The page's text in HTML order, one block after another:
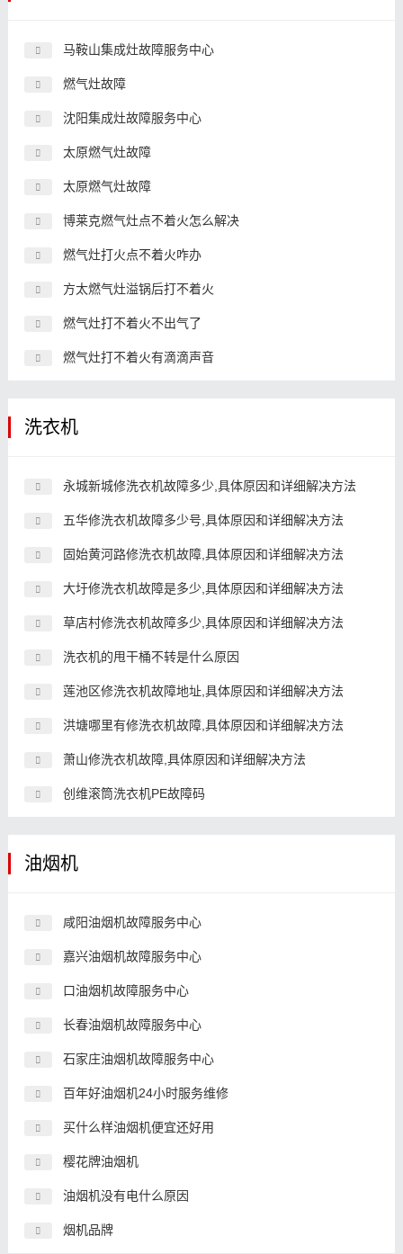
马鞍山集成灶故障服务中心
燃气灶故障
沈阳集成灶故障服务中心
太原燃气灶故障
太原燃气灶故障
博莱克燃气灶点不着火怎么解决
燃气灶打火点不着火咋办
方太燃气灶溢锅后打不着火
燃气灶打不着火不出气了
燃气灶打不着火有滴滴声音
洗衣机
永城新城修洗衣机故障多少,具体原因和详细解决方法
五华修洗衣机故障多少号,具体原因和详细解决方法
固始黄河路修洗衣机故障,具体原因和详细解决方法
大圩修洗衣机故障是多少,具体原因和详细解决方法
草店村修洗衣机故障多少,具体原因和详细解决方法
洗衣机的甩干桶不转是什么原因
莲池区修洗衣机故障地址,具体原因和详细解决方法
洪塘哪里有修洗衣机故障,具体原因和详细解决方法
萧山修洗衣机故障,具体原因和详细解决方法
创维滚筒洗衣机PE故障码
油烟机
咸阳油烟机故障服务中心
嘉兴油烟机故障服务中心
口油烟机故障服务中心
长春油烟机故障服务中心
石家庄油烟机故障服务中心
百年好油烟机24小时服务维修
买什么样油烟机便宜还好用
樱花牌油烟机
油烟机没有电什么原因
烟机品牌